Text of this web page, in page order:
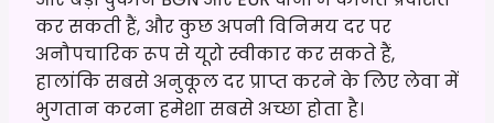
कर सकती हैं, और कुछ अपनी विनिमय दर पर
अनौपचारिक रूप से यूरो स्वीकार कर सकते हैं,
हालांकि सबसे अनुकूल दर प्राप्त करने के लिए लेवा में
भुगतान करना हमेशा सबसे अच्छा होता है।